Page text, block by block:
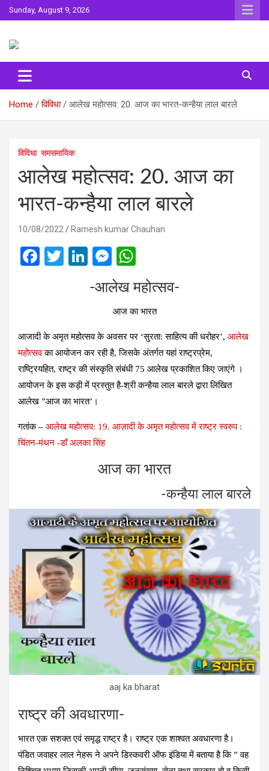
Skip
to
Sunday, August 9, 2026
Surta
Home विविधा आलेख महोत्‍सव: 20. आज का भारत-कन्‍हैया लाल बारले
विविधा समसमायिक
आलेख महोत्‍सव: 20. आज का
भारत-कन्‍हैया लाल बारले
10/08/2022 Ramesh kumar Chauhan
F
o
o
k
T
Li
ke
n
M
es
se
n
g
er
at
s
A
p
p
-आलेख महोत्‍सव-
आज का भारत
आजादी के अमृत महोत्‍सव के अवसर पर ‘सुरता: साहित्‍य की धरोहर’, आलेख
महोत्‍सवका आयोजन कर रही है, जिसके अंतर्गत यहां राष्‍ट्रप्रेम,
राष्ट्रियहित, राष्‍ट्र की संस्‍कृति संबंधी 75 आलेख प्रकाशित किए जाएंगे ।
आयोजन के इस कड़ी में प्रस्‍तुत है-श्री कन्‍हैया लाल बारले द्वारा लिखित
आलेख ”आज का भारत’।
गतांक – आलेख महोत्‍सव: 19. आज़ादी के अमृत महोत्सव में राष्ट्र स्वरुप :
चिंतन-मंथन -डॉ अलका सिंह
आज का भारत
-कन्‍हैया लाल बारले
aaj ka bharat
राष्‍ट्र की अवधारणा-
भारत एक सशक्त एवं समृद्ध राष्ट्र है। राष्ट्र एक शाश्वत अवधारणा है।
पंडित जवाहर लाल नेहरू ने अपने डिस्कवरी ऑफ इंडिया में बताया है कि ” वह